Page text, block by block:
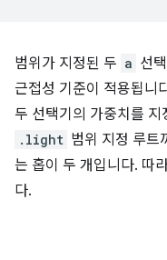
범위가 지정된 두 a 선
근접성 기준이 적용됩니
두 선택기의 가중치를 지
.light 범위 지정 루트
는 홉이 두 개입니다. 따
다.